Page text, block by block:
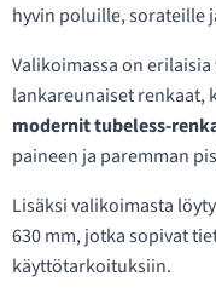
hyvin poluille, sorateille
Valikoimassa on
lankareunaiset renkaat,
modernit tubeless-
paineen ja paremman
Lisäksi valikoimasta
630 mm, jotka sopivat
käyttötarkoituksiin.